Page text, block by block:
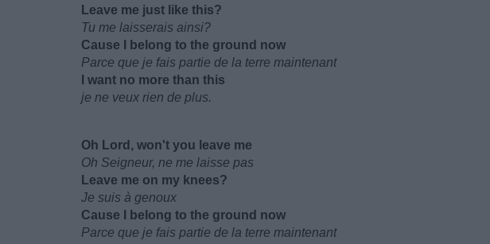
Leave me just like this?
Tu me laisserais ainsi?
Cause I belong to the ground now
Parce que je fais partie de la terre maintenant
I want no more than this
je ne veux rien de plus.
Oh Lord, won't you leave me
Oh Seigneur, ne me laisse pas
Leave me on my knees?
Je suis à genoux
Cause I belong to the ground now
Parce que je fais partie de la terre maintenant